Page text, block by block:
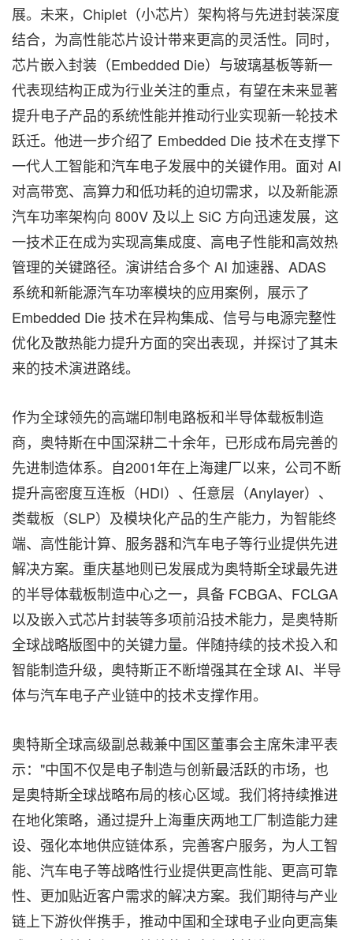
展。未来，Chiplet（小芯片）架构将与先进封装深度
结合，为高性能芯片设计带来更高的灵活性。同时，
芯片嵌入封装（Embedded Die）与玻璃基板等新一
代表现结构正成为行业关注的重点，有望在未来显著
提升电子产品的系统性能并推动行业实现新一轮技术
跃迁。他进一步介绍了 Embedded Die 技术在支撑下
一代人工智能和汽车电子发展中的关键作用。面对 AI
对高带宽、高算力和低功耗的迫切需求，以及新能源
汽车功率架构向 800V 及以上 SiC 方向迅速发展，这
一技术正在成为实现高集成度、高电子性能和高效热
管理的关键路径。演讲结合多个 AI 加速器、ADAS
系统和新能源汽车功率模块的应用案例，展示了
Embedded Die 技术在异构集成、信号与电源完整性
优化及散热能力提升方面的突出表现，并探讨了其未
来的技术演进路线。
作为全球领先的高端印制电路板和半导体载板制造
商，奥特斯在中国深耕二十余年，已形成布局完善的
先进制造体系。自2001年在上海建厂以来，公司不断
提升高密度互连板（HDI）、任意层（Anylayer）、
类载板（SLP）及模块化产品的生产能力，为智能终
端、高性能计算、服务器和汽车电子等行业提供先进
解决方案。重庆基地则已发展成为奥特斯全球最先进
的半导体载板制造中心之一，具备 FCBGA、FCLGA
以及嵌入式芯片封装等多项前沿技术能力，是奥特斯
全球战略版图中的关键力量。伴随持续的技术投入和
智能制造升级，奥特斯正不断增强其在全球 AI、半导
体与汽车电子产业链中的技术支撑作用。
奥特斯全球高级副总裁兼中国区董事会主席朱津平表
示："中国不仅是电子制造与创新最活跃的市场，也
是奥特斯全球战略布局的核心区域。我们将持续推进
在地化策略，通过提升上海重庆两地工厂制造能力建
设、强化本地供应链体系，完善客户服务，为人工智
能、汽车电子等战略性行业提供更高性能、更高可靠
性、更加贴近客户需求的解决方案。我们期待与产业
链上下游伙伴携手，推动中国和全球电子业向更高集